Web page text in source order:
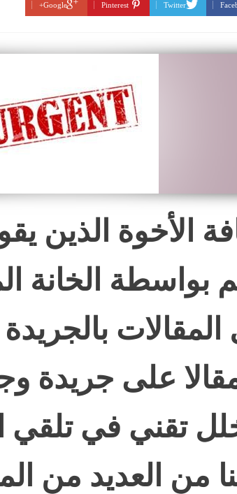
Twitter
Pinterest
Google+
الأخوة الذين
بواسطة الخانة
بالجريدة
على جريدة
تقني في تلقي
من العديد من